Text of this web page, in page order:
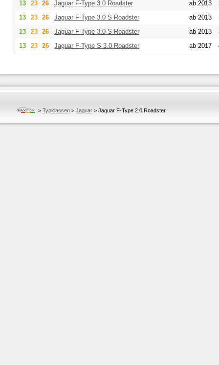
13 23 26 Jaguar F-Type 3.0 Roadster ab 2013
13
23 26 Jaguar F-Type 3.0 S Roadster ab 2013
13
23 26 Jaguar F-Type 3.0 S Roadster ab 2013
13
23 26 Jaguar F-Type S 3.0 Roadster ab 2017
> Typklassen > Jaguar > Jaguar F-Type 2.0 Roadster